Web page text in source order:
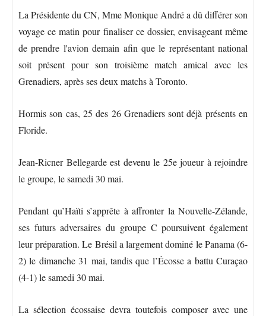
La Présidente du CN, Mme Monique André a dû différer son
voyage ce matin pour finaliser ce dossier, envisageant même
de prendre l'avion demain afin que le représentant national
soit présent pour son troisième match amical avec les
Grenadiers, après ses deux matchs à Toronto.
Hormis son cas, 25 des 26 Grenadiers sont déjà présents en
Floride.
Jean-Ricner Bellegarde est devenu le 25e joueur à rejoindre
le groupe, le samedi 30 mai.
Pendant qu’Haïti s’apprête à affronter la Nouvelle-Zélande,
ses futurs adversaires du groupe C poursuivent également
leur préparation. Le Brésil a largement dominé le Panama (6-
2) le dimanche 31 mai, tandis que l’Écosse a battu Curaçao
(4-1) le samedi 30 mai.
La sélection écossaise devra toutefois composer avec une